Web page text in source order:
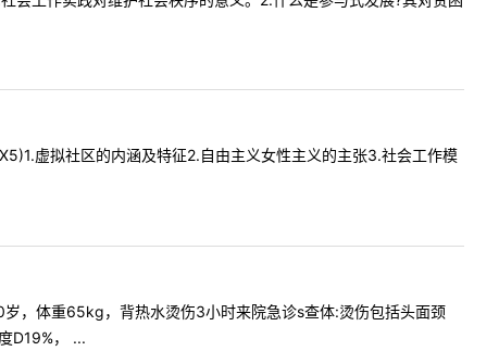
虚拟社区的内涵及特征2.自由主义女性主义的主张3.社会工作模
，体重65kg，背热水烫伤3小时来院急诊s查体:烫伤包括头面颈
D19%， ...